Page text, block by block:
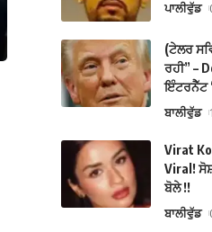
ਪਾਲੀਵੁੱਡ
(ਟੇਲਰ
ਰਹੀ” –
ਇੰਟਰਨੈੱਟ
ਬਾਲੀਵੁੱਡ
Virat
Viral!
ਬੋਲੇ !!
ਬਾਲੀਵੁੱਡ